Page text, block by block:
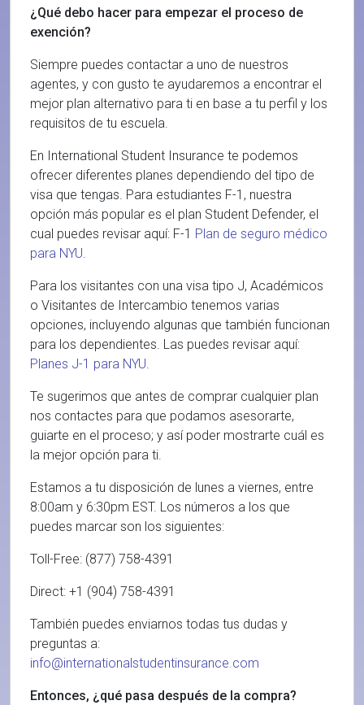
¿Qué debo hacer para empezar el proceso de
exención?
Siempre puedes contactar a uno de nuestros
agentes, y con gusto te ayudaremos a encontrar el
mejor plan alternativo para ti en base a tu perfil y los
requisitos de tu escuela.
En International Student Insurance te podemos
ofrecer diferentes planes dependiendo del tipo de
visa que tengas. Para estudiantes F-1, nuestra
opción más popular es el plan Student Defender, el
cual puedes revisar aquí: F-1 Plan de seguro médico
para NYU.
Para los visitantes con una visa tipo J, Académicos
o Visitantes de Intercambio tenemos varias
opciones, incluyendo algunas que también funcionan
para los dependientes. Las puedes revisar aquí:
Planes J-1 para NYU.
Te sugerimos que antes de comprar cualquier plan
nos contactes para que podamos asesorarte,
guiarte en el proceso; y así poder mostrarte cuál es
la mejor opción para ti.
Estamos a tu disposición de lunes a viernes, entre
8:00am y 6:30pm EST. Los números a los que
puedes marcar son los siguientes:
Toll-Free: (877) 758-4391
Direct: +1 (904) 758-4391
También puedes enviarnos todas tus dudas y
preguntas a:
info@internationalstudentinsurance.com
Entonces, ¿qué pasa después de la compra?